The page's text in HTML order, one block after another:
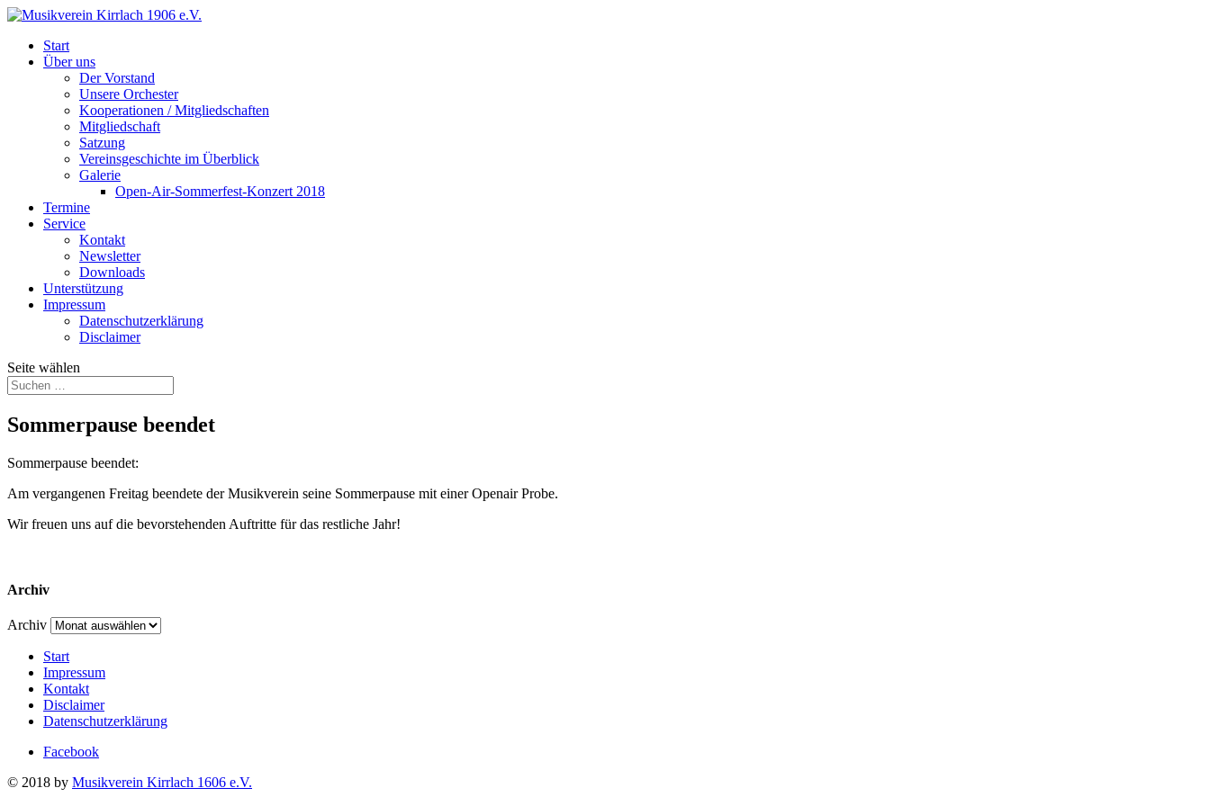
Start
Über uns
Der Vorstand
Unsere Orchester
Kooperationen / Mitgliedschaften
Mitgliedschaft
Satzung
Vereinsgeschichte im Überblick
Galerie
Open-Air-Sommerfest-Konzert 2018
Termine
Service
Kontakt
Newsletter
Downloads
Unterstützung
Impressum
Datenschutzerklärung
Disclaimer
Seite wählen
Sommerpause beendet
Sommerpause beendet:
Am vergangenen Freitag beendete der Musikverein seine Sommerpause mit einer Openair Probe.
Wir freuen uns auf die bevorstehenden Auftritte für das restliche Jahr!
Archiv
Archiv
Start
Impressum
Kontakt
Disclaimer
Datenschutzerklärung
Facebook
© 2018 by Musikverein Kirrlach 1606 e.V.